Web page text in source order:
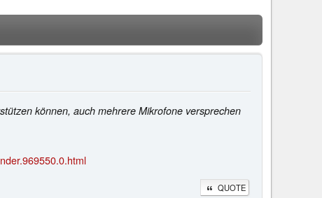
können, auch mehrere Mikrofone versprechen
QUOTE